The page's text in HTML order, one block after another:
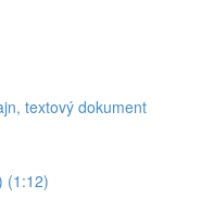
textový dokument
(1:12)